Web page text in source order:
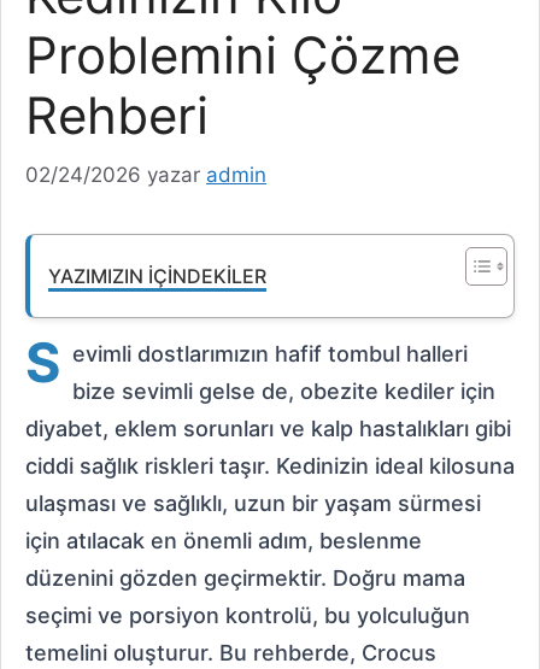
Problemini Çözme
Rehberi
02/24/2026 yazar admin
YAZIMIZIN İÇINDEKILER
S evimli dostlarımızın hafif tombul halleri
bize sevimli gelse de, obezite kediler için
diyabet, eklem sorunları ve kalp hastalıkları gibi
ciddi sağlık riskleri taşır. Kedinizin ideal kilosuna
ulaşması ve sağlıklı, uzun bir yaşam sürmesi
için atılacak en önemli adım, beslenme
düzenini gözden geçirmektir. Doğru mama
seçimi ve porsiyon kontrolü, bu yolculuğun
temelini oluşturur. Bu rehberde, Crocus